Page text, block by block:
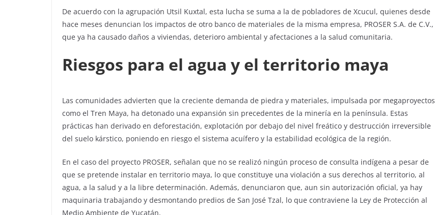
De acuerdo con la agrupación Utsil Kuxtal, esta lucha se suma a la de pobladores de Xcucul, quienes desde
hace meses denuncian los impactos de otro banco de materiales de la misma empresa, PROSER S.A. de C.V.,
que ya ha causado daños a viviendas, deterioro ambiental y afectaciones a la salud comunitaria.
Riesgos para el agua y el territorio maya
Las comunidades advierten que la creciente demanda de piedra y materiales, impulsada por megaproyectos
como el Tren Maya, ha detonado una expansión sin precedentes de la minería en la península. Estas
prácticas han derivado en deforestación, explotación por debajo del nivel freático y destrucción irreversible
del suelo kárstico, poniendo en riesgo el sistema acuífero y la estabilidad ecológica de la región.
En el caso del proyecto PROSER, señalan que no se realizó ningún proceso de consulta indígena a pesar de
que se pretende instalar en territorio maya, lo que constituye una violación a sus derechos al territorio, al
agua, a la salud y a la libre determinación. Además, denunciaron que, aun sin autorización oficial, ya hay
maquinaria trabajando y desmontando predios de San José Tzal, lo que contraviene la Ley de Protección al
Medio Ambiente de Yucatán.